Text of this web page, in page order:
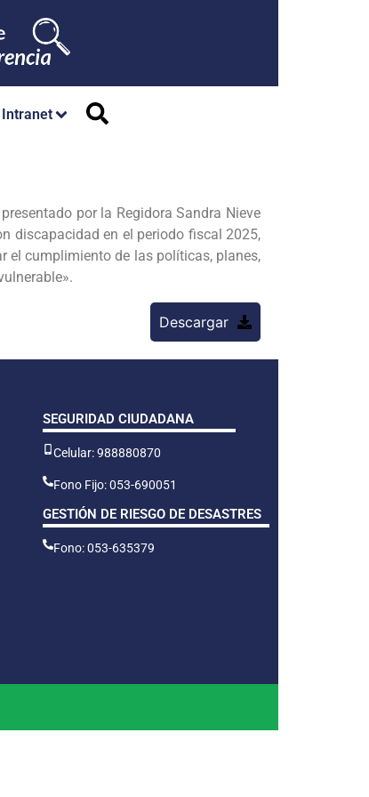
Intranet
por la Regidora Sandra Nieve
discapacidad en el periodo fiscal 2025,
el cumplimiento de las políticas, planes,
Descargar
SEGURIDAD CIUDADANA
Celular: 988880870
Fono Fijo: 053-690051
GESTIÓN DE RIESGO DE DESASTRES
Fono: 053-635379